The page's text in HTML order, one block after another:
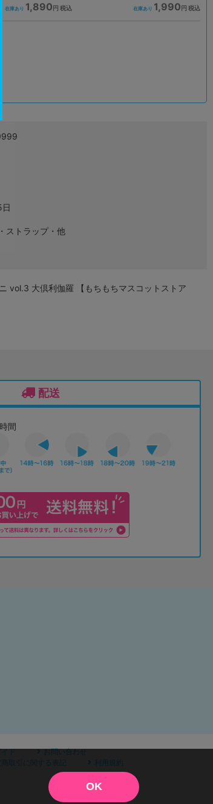
在庫あり 1,890円 税込 在庫あり 1,990円 税込
ストラップ・他
vol.3 大倶利伽羅 【もちもちマスコットストア
配送
間
ド
お問い合わせ
商取引に関する表記 利用規約
OK